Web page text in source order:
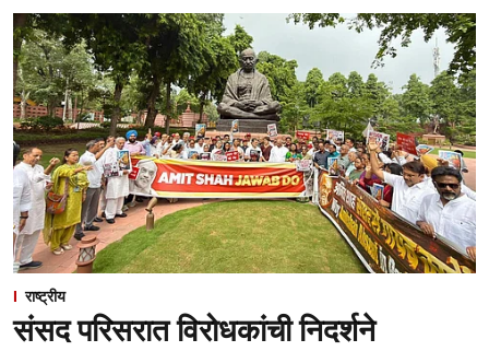
राष्ट्रीय
संसद परिसरात विरोधकांची निदर्शने